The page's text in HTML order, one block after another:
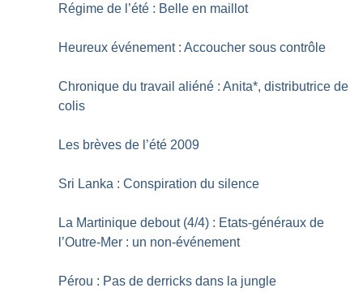
Régime de l’été : Belle en maillot
Heureux événement : Accoucher sous contrôle
Chronique du travail aliéné : Anita*, distributrice de
colis
Les brèves de l’été 2009
Sri Lanka : Conspiration du silence
La Martinique debout (4/4) : Etats-généraux de
l’Outre-Mer : un non-événement
Pérou : Pas de derricks dans la jungle